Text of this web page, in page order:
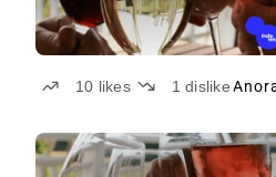
10 likes 1dislike